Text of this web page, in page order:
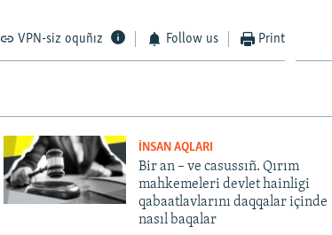
VPN-siz oquñız Follow us Print
İNSAN AQLARI
Bir an – ve casussıñ. Qırım
mahkemeleri devlet hainligi
qabaatlavlarını daqqalar içinde
nasıl baqalar